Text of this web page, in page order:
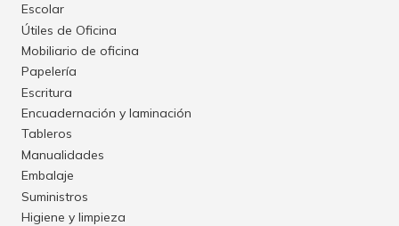
Escolar
Útiles de Oficina
Mobiliario de oficina
Papelería
Escritura
Encuadernación y laminación
Tableros
Manualidades
Embalaje
Suministros
Higiene y limpieza